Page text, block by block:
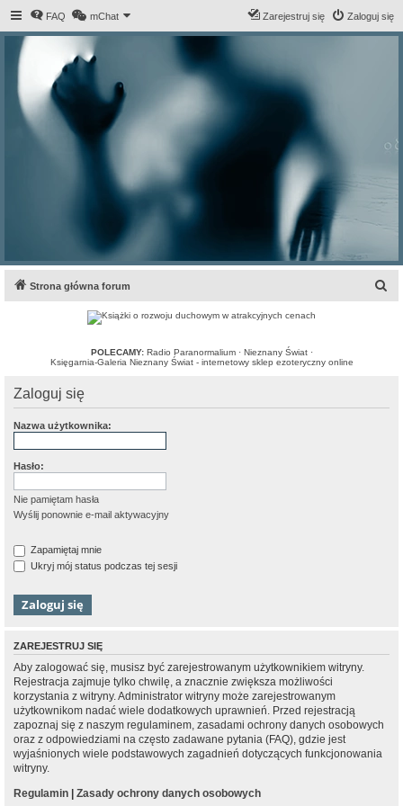
FAQ mChat Zaloguj się
Zarejestruj się
Strona główna forum
POLECAMY: Radio Paranormalium· Nieznany Świat·
Księgarnia-Galeria Nieznany Świat - internetowy sklep ezoteryczny online
Zaloguj się
Nazwa użytkownika:
Hasło:
Nie pamiętam hasła
Wyślij ponownie e-mail aktywacyjny
Zapamiętaj mnie
Ukryj mój status podczas tej sesji
ZAREJESTRUJ SIĘ
Aby zalogować się, musisz być zarejestrowanym użytkownikiem witryny.
Rejestracja zajmuje tylko chwilę, a znacznie zwiększa możliwości
korzystania z witryny. Administrator witryny może zarejestrowanym
użytkownikom nadać wiele dodatkowych uprawnień. Przed rejestracją
zapoznaj się z naszym regulaminem, zasadami ochrony danych osobowych
oraz z odpowiedziami na często zadawane pytania (FAQ), gdzie jest
wyjaśnionych wiele podstawowych zagadnień dotyczących funkcjonowania
witryny.
Regulamin | Zasady ochrony danych osobowych